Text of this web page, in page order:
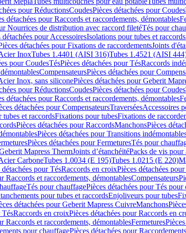
pour RéductionsCoudesPièces détachées pour Coudes
détachées pour Raccords et raccordements, démontables
Nourrices de distribution avec raccord filetéTés pour
détachées pour AccessoiresIsolations pour tubes et raccords
détachées pour Fixations de raccordementsJoints
InoxTubes 1.4401 (AISI 316)Tubes 1.4521 (AISI
pour CoudesTésPièces détachées pour TésRaccords
CompensateursPièces détachées pour
Inox, sans siliconePièces détachées pour Geberit
pour RéductionsCoudesPièces détachées pour Coudes
détachées pour Raccords et raccordements, démontables
détachées pour CompensateursTraverséesAccessoires
tubes et raccordsFixations pour tubesFixations de
Pièces détachées pour RaccordsManchonsPièces
Pièces détachées pour Transitions
Pièces détachées pour FermeturesTés pour
Mapress ThermJoints d’étanchéitéPacks de vis pour
CarboneTubes 1.0034 (E 195)Tubes 1.0215 (E 220)
détachées pour TésRaccords en croixPièces détachées
Raccords et raccordements, démontablesCompensateurs
Tés pour chauffagePièces détachées pour Tés pour
pour tubes et raccordsEnjoliveurs pour tubes
détachées pour Geberit Mapress CuivreManchons
TésRaccords en croixPièces détachées pour Raccords en
Raccords et raccordements, démontablesFermetures
pour chauffagePièces détachées pour